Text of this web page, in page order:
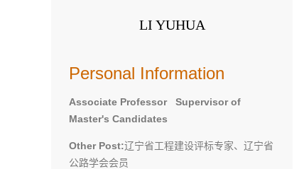
LI YUHUA
Personal Information
Associate Professor Supervisor of
Master's Candidates
Other Post:辽宁省工程建设评标专家、辽宁省
公路学会会员